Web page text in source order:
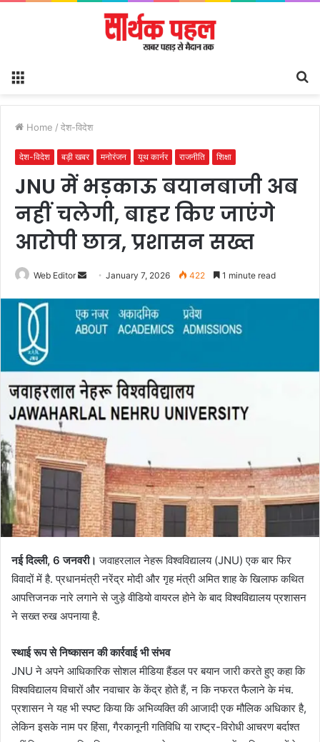
Home / देश-विदेश
देश-विदेश बड़ी खबर मनोरंजन यूथ कार्नर राजनीति शिक्षा
JNU में भड़काऊ बयानबाजी अब
नहीं चलेगी, बाहर किए जाएंगे
आरोपी छात्र, प्रशासन सख्त
Web Editor
Send
email
January 7, 2026 422 1 minute read
नई दिल्ली, 6 जनवरी। जवाहरलाल नेहरू विश्वविद्यालय (JNU) एक बार फिर
विवादों में है. प्रधानमंत्री नरेंद्र मोदी और गृह मंत्री अमित शाह के खिलाफ कथित
आपत्तिजनक नारे लगाने से जुड़े वीडियो वायरल होने के बाद विश्वविद्यालय प्रशासन
ने सख्त रुख अपनाया है.
स्थाई रूप से निष्कासन की कार्रवाई भी संभव
JNU ने अपने आधिकारिक सोशल मीडिया हैंडल पर बयान जारी करते हुए कहा कि
विश्वविद्यालय विचारों और नवाचार के केंद्र होते हैं, न कि नफरत फैलाने के मंच.
प्रशासन ने यह भी स्पष्ट किया कि अभिव्यक्ति की आजादी एक मौलिक अधिकार है,
लेकिन इसके नाम पर हिंसा, गैरकानूनी गतिविधि या राष्ट्र-विरोधी आचरण बर्दाश्त